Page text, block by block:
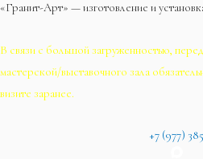
«Гранит-Арт» — изготовление и
В связи с большой загруженностью,
мастерской/выставочного зала
визите заранее.
+7 (977)